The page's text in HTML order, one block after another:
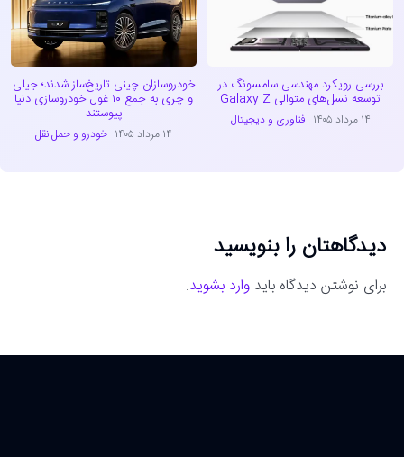
بررسی رویکرد مهندسی سامسونگ در
توسعه نسل‌های متوالی Galaxy Z
۱۴ مرداد ۱۴۰۵ فناوری و دیجیتال
خودروسازان چینی تاریخ‌ساز شدند؛ جیلی
و چری به جمع ۱۰ غول خودروسازی دنیا
پیوستند
۱۴ مرداد ۱۴۰۵ خودرو و حمل نقل
دیدگاهتان را بنویسید
برای نوشتن دیدگاه باید وارد بشوید.